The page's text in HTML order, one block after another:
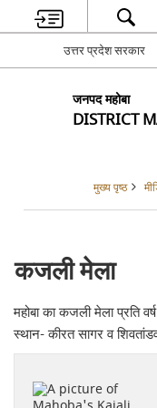
उत्तर प्रदेश सरकार
जनपद महोबा
DISTRICT
मुख्य पृष्ठ
कजली मेला
महोबा का कजली मेला प्रति
स्थान- कीरत सागर व